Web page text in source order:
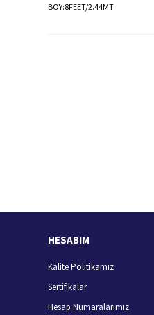
BOY:8FEET/2.44MT
HESABIM
Kalite Politikamız
Sertifikalar
Hesap Numaralarımız